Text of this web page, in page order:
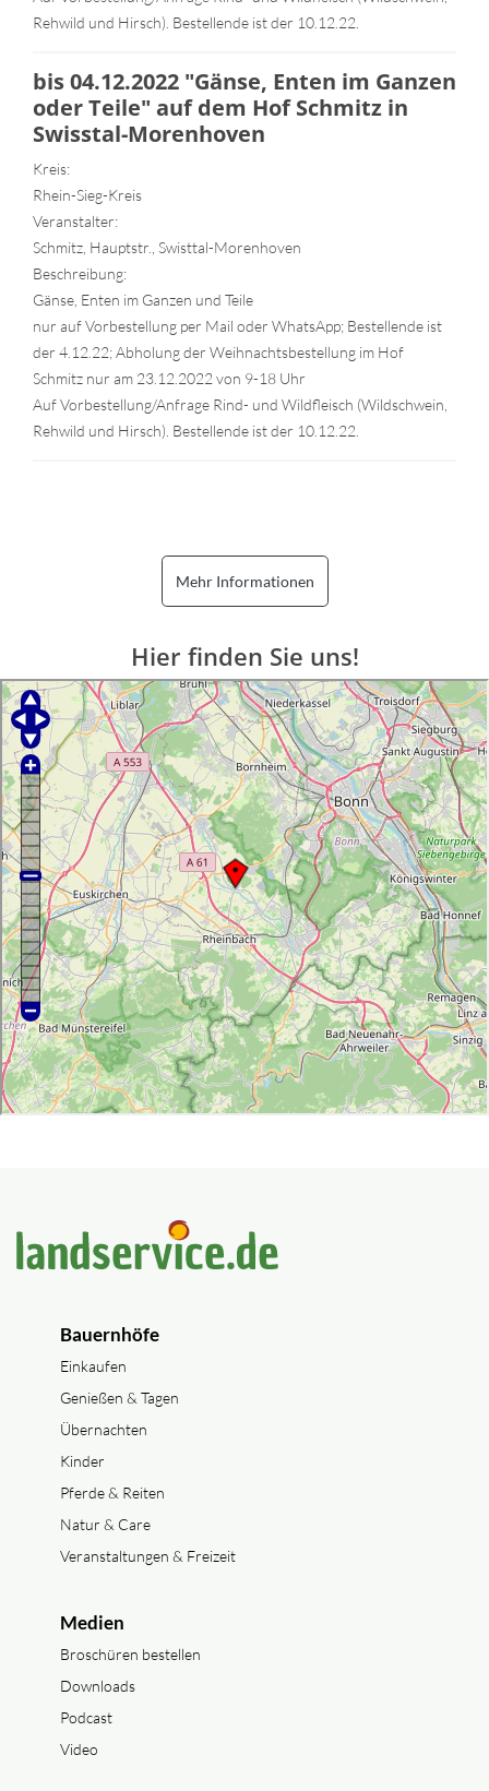
Rehwild und Hirsch). Bestellende ist der 10.12.22.
bis 04.12.2022 "Gänse, Enten im Ganzen
oder Teile" auf dem Hof Schmitz in
Swisstal-Morenhoven
Kreis:
Rhein-Sieg-Kreis
Veranstalter:
Schmitz, Hauptstr., Swisttal-Morenhoven
Beschreibung:
Gänse, Enten im Ganzen und Teile
nur auf Vorbestellung per Mail oder WhatsApp; Bestellende ist
der 4.12.22; Abholung der Weihnachtsbestellung im Hof
Schmitz nur am 23.12.2022 von 9-18 Uhr
Auf Vorbestellung/Anfrage Rind- und Wildfleisch (Wildschwein,
Rehwild und Hirsch). Bestellende ist der 10.12.22.
Mehr Informationen
Hier finden Sie uns!
Bauernhöfe
Einkaufen
Genießen & Tagen
Übernachten
Kinder
Pferde & Reiten
Natur & Care
Veranstaltungen & Freizeit
Medien
Broschüren bestellen
Downloads
Podcast
Video